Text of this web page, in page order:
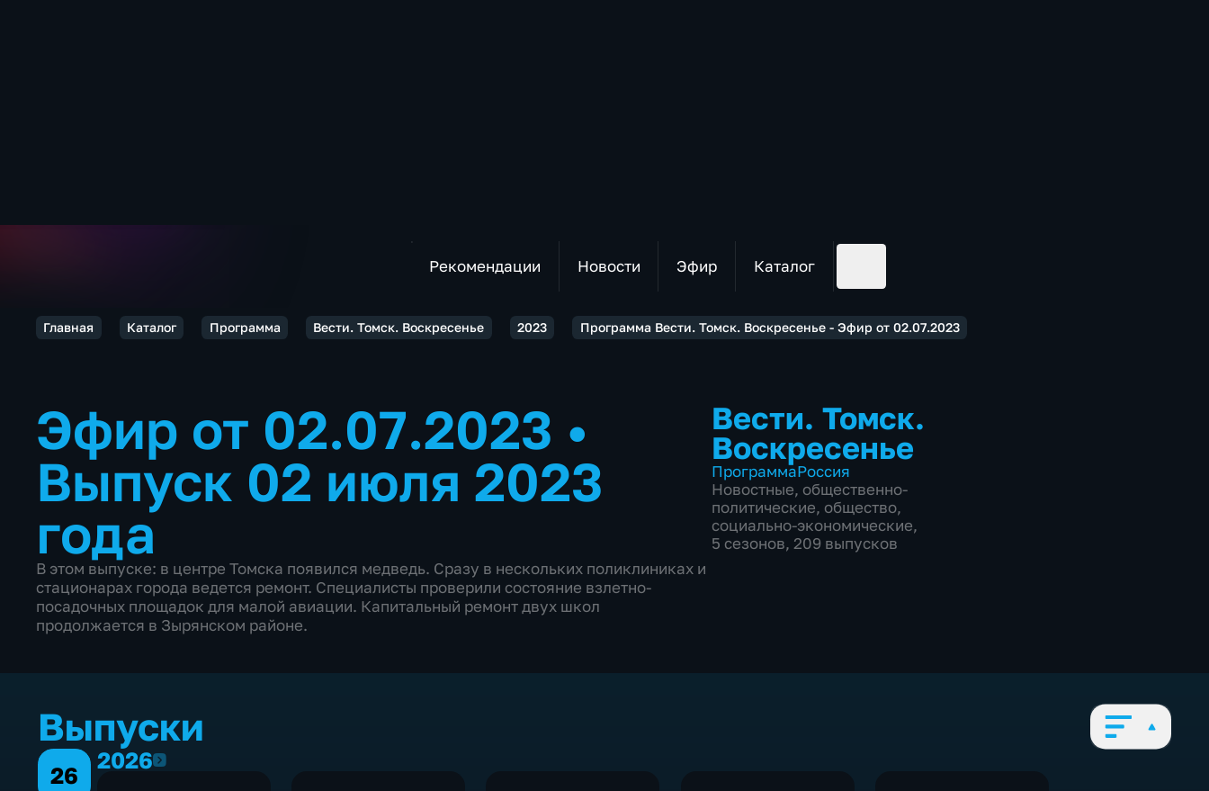
Рекомендации Новости Эфир Каталог
Главная Каталог Программа Вести. Томск. Воскресенье 2023 Программа Вести. Томск. Воскресенье - Эфир от 02.07.2023
Эфир от 02.07.2023 •
Выпуск 02 июля 2023
года
В этом выпуске: в центре Томска появился медведь. Сразу в нескольких поликлиниках и
стационарах города ведется ремонт. Специалисты проверили состояние взлетно-
посадочных площадок для малой авиации. Капитальный ремонт двух школ
продолжается в Зырянском районе.
Вести. Томск.
Воскресенье
ПрограммаРоссия
Новостные, общественно-
политические, общество,
социально-экономические,
5 сезонов, 209 выпусков
Выпуски
26
20262026